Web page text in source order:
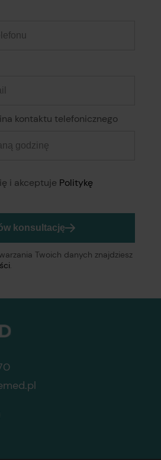
kontaktu telefonicznego
i akceptuje Politykę
konsultację
Twoich danych znajdziesz
.